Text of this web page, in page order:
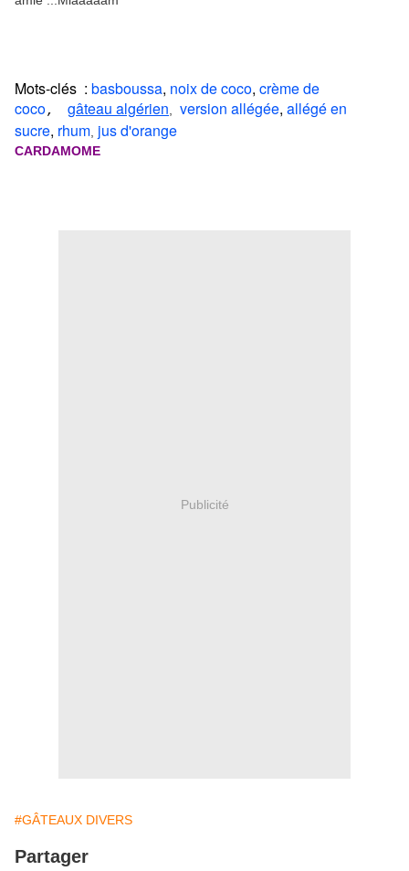
Mots-clés : basboussa, noix de coco, crème de
coco, gâteau algérien version allégée, allégé en
sucre, rhum jus d'orange
CARDAMOME
Publicité
#GÂTEAUX DIVERS
Partager